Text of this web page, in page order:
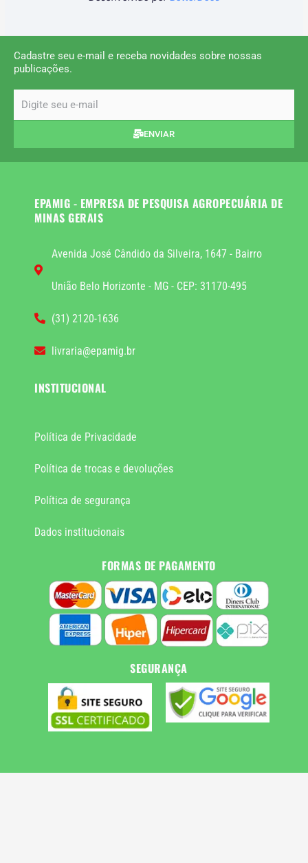
Cadastre seu e-mail e receba novidades sobre nossas
publicações.
ENVIAR
EPAMIG - EMPRESA DE PESQUISA AGROPECUÁRIA DE
MINAS GERAIS
Avenida José Cândido da Silveira, 1647 - Bairro
União Belo Horizonte - MG - CEP: 31170-495
(31) 2120-1636
livraria@epamig.br
INSTITUCIONAL
Política de Privacidade
Política de trocas e devoluções
Política de segurança
Dados institucionais
FORMAS DE PAGAMENTO
SEGURANÇA